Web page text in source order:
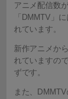
アニメ配信数
「DMMTV」
れています。
新作アニメか
れていますの
ずです。
また、